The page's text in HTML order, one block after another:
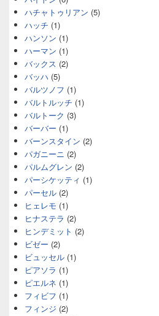
ハチャトゥリアン (5)
ハッチ (1)
ハンソン (1)
ハーマン (1)
バックス (2)
バッハ (5)
バルツノフ (1)
バルトルッチ (1)
バルトーク (3)
バーバー (1)
バーンスタイン (2)
パガニーニ (2)
パルムグレン (2)
パーシケッティ (1)
パーセル (2)
ヒェレモ (1)
ヒナステラ (2)
ヒンデミット (2)
ビゼー (2)
ビュッセル (1)
ピアソラ (1)
ピエルネ (1)
フィビフ (1)
フィンジ (2)